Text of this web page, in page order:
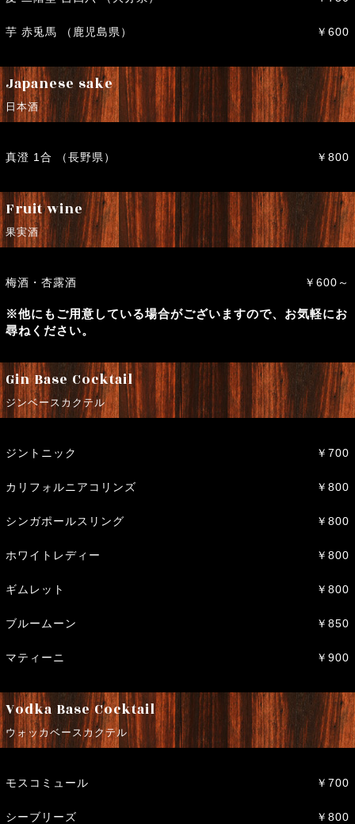
芋 赤兎馬 （鹿児島県） ￥600
Japanese sake
日本酒
真澄 1合 （長野県） ￥800
Fruit wine
果実酒
梅酒・杏露酒 ￥600～
※他にもご用意している場合がございますので、お気軽にお
尋ねください。
Gin Base Cocktail
ジンベースカクテル
ジントニック ￥700
カリフォルニアコリンズ ￥800
シンガポールスリング ￥800
ホワイトレディー ￥800
ギムレット ￥800
ブルームーン ￥850
マティーニ ￥900
Vodka Base Cocktail
ウォッカベースカクテル
モスコミュール ￥700
シーブリーズ ￥800